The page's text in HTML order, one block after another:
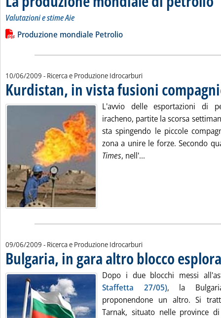
Valutazioni e stime Aie
Leggi tutta la notizia: 'La produzione mondiale di petrolio'
Lista allegati PDF alla notizia
Produzione mondiale Petrolio
10/06/2009 - Ricerca e Produzione Idrocarburi
Kurdistan, in vista fusioni
L'avvio delle esportazioni di
iracheno, partite la scorsa
sta spingendo le piccole
zona a unire le forze. Secondo
Times, nell'...
09/06/2009 - Ricerca e Produzione Idrocarburi
Bulgaria, in gara altro blocco
. Pubblicata martedì 09 giugno 2009 alle 10.23.Dopo i due blocchi messi
Staffetta 27/05), la
proponendone un altro. Si
Tarnak, situato nelle province